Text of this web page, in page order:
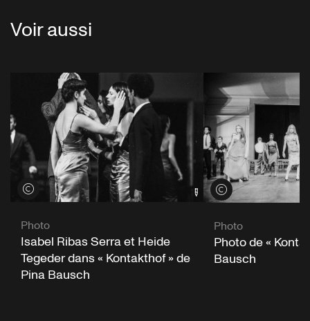
Voir aussi
Voir les crédits
Photo
Isabel Ribas Serra et Heide
Tegeder dans « Kontakthof » de
Pina Bausch
Voir les crédits
Photo
Photo de «
Bausch